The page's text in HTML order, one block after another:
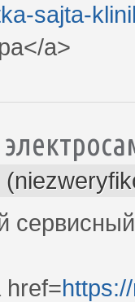
sajta-
a>